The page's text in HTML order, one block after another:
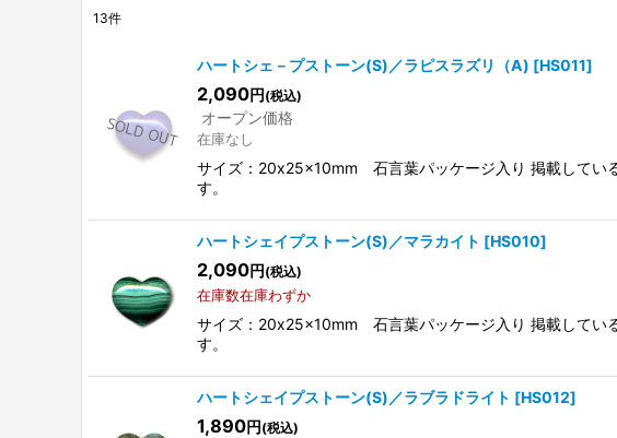
13件
ハートシェ－プストーン(S)／ラピスラズリ（A) [HS011]
2,090円 (税込)
オープン価格
在庫なし
サイズ：20x25x10mm 石言葉パッケージ入り 掲載してい
す。
ハートシェイプストーン(S)／マラカイト [HS010]
2,090円 (税込)
在庫数在庫わずか
サイズ：20x25x10mm 石言葉パッケージ入り 掲載してい
す。
ハートシェイプストーン(S)／ラブラドライト [HS012]
1,890円 (税込)